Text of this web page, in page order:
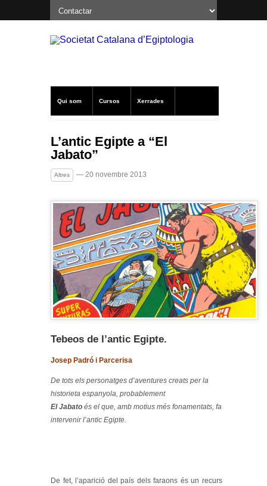
Qui som Cursos Xerrades
Publicacions
L’antic Egipte a “El
Jabato”
Altres — 20 novembre 2013
Tebeos de l’antic Egipte.
Josep Padró i Parcerisa
De tots els personatges d’aventures creats per la
historieta espanyola, probablement
El Jabato és el que, amb motius més fonamentats, fa
intervenir l’antic Egipte.
De fet, l’aparició del país dels faraons és un recurs